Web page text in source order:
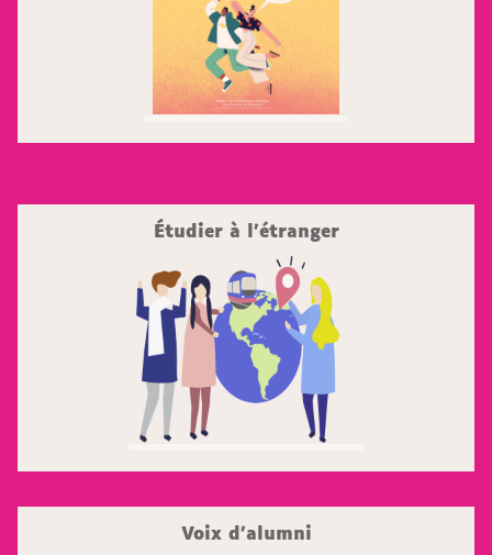
Étudier à l'étranger
Voix d'alumni